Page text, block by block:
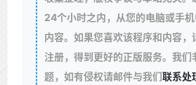
24个小时之内，从您的电脑或手
内容。如果您喜欢该程序和内容，
注册，得到更好的正版服务。我们
题，如有侵权请邮件与我们联系处